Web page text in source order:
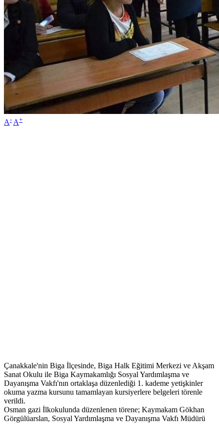
A- A+
Çanakkale'nin Biga İlçesinde, Biga Halk Eğitimi Merkezi ve Akşam
Sanat Okulu ile Biga Kaymakamlığı Sosyal Yardımlaşma ve
Dayanışma Vakfı'nın ortaklaşa düzenlediği 1. kademe yetişkinler
okuma yazma kursunu tamamlayan kursiyerlere belgeleri törenle
verildi.
Osman gazi İlkokulunda düzenlenen törene; Kaymakam Gökhan
Görgülüarslan, Sosyal Yardımlaşma ve Dayanışma Vakfı Müdürü